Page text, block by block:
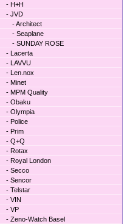
- H+H
- JVD
- Architect
- Seaplane
- SUNDAY ROSE
- Lacerta
- LAVVU
- Len.nox
- Minet
- MPM Quality
- Obaku
- Olympia
- Police
- Prim
- Q+Q
- Rotax
- Royal London
- Secco
- Sencor
- Telstar
- VIN
- VP
- Zeno-Watch Basel